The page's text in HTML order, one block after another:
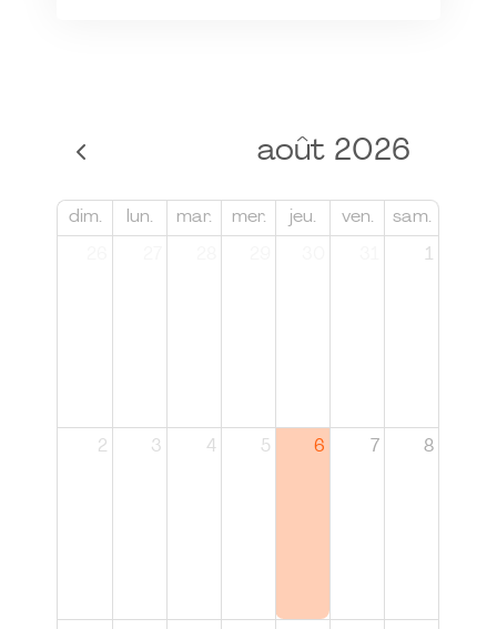
août 2026
dim. lun. mar. mer. jeu. ven. sam.
1
2 3 4 5 6 7 8